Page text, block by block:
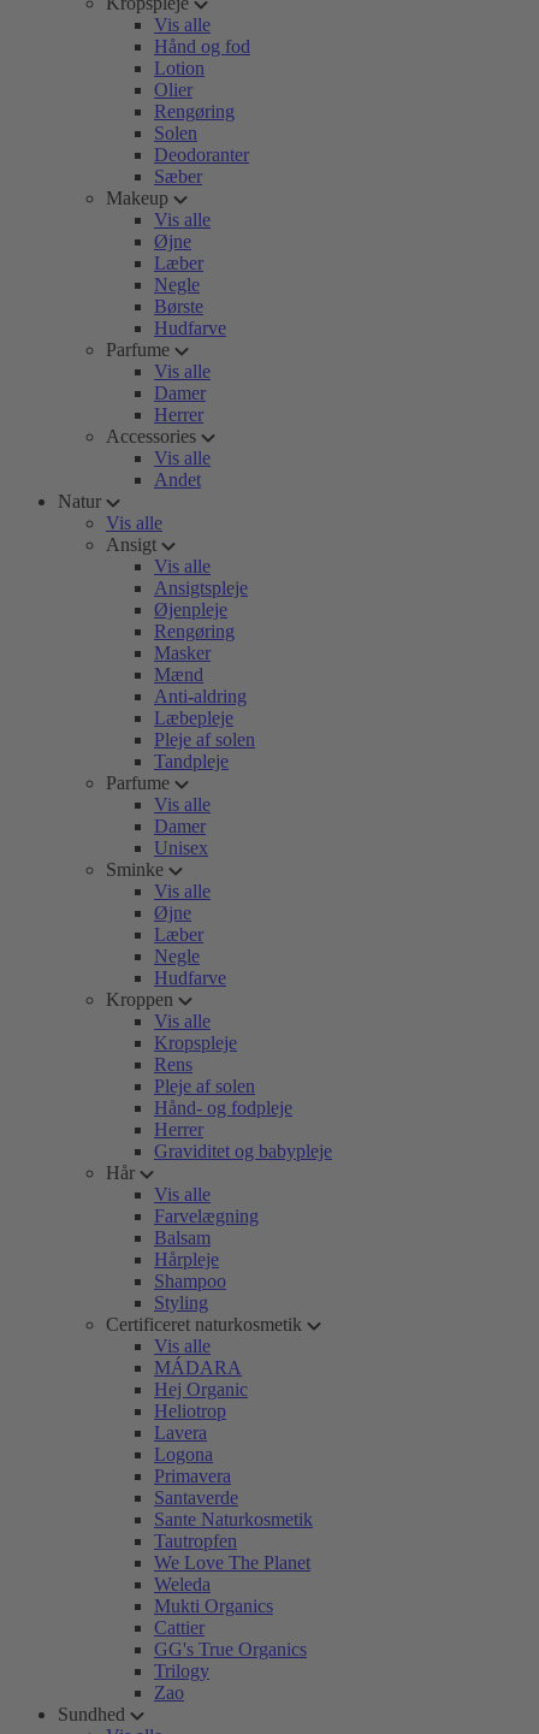
Vis alle
Hånd og fod
Lotion
Olier
Rengøring
Solen
Deodoranter
Sæber
Makeup
Vis alle
Øjne
Læber
Negle
Børste
Hudfarve
Parfume
Vis alle
Damer
Herrer
Accessories
Vis alle
Andet
Natur
Vis alle
Ansigt
Vis alle
Ansigtspleje
Øjenpleje
Rengøring
Masker
Mænd
Anti-aldring
Læbepleje
Pleje af solen
Tandpleje
Parfume
Vis alle
Damer
Unisex
Sminke
Vis alle
Øjne
Læber
Negle
Hudfarve
Kroppen
Vis alle
Kropspleje
Rens
Pleje af solen
Hånd- og fodpleje
Herrer
Graviditet og babypleje
Hår
Vis alle
Farvelægning
Balsam
Hårpleje
Shampoo
Styling
Certificeret naturkosmetik
Vis alle
MÁDARA
Hej Organic
Heliotrop
Lavera
Logona
Primavera
Santaverde
Sante Naturkosmetik
Tautropfen
We Love The Planet
Weleda
Mukti Organics
Cattier
GG's True Organics
Trilogy
Zao
Sundhed